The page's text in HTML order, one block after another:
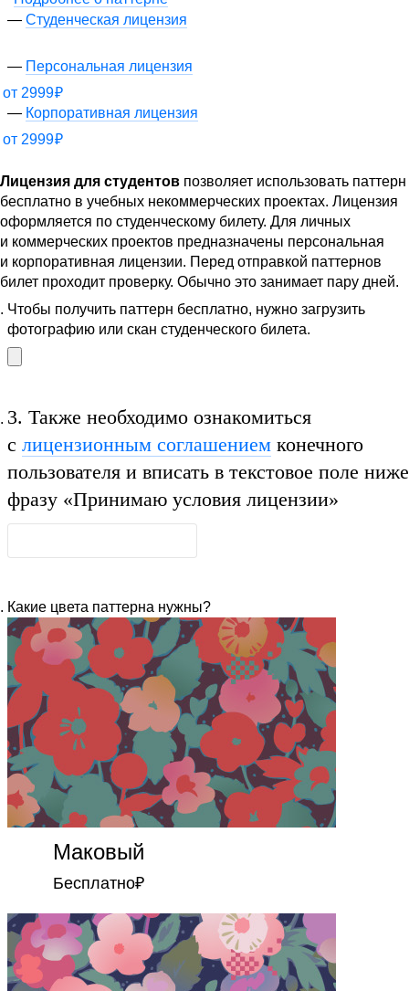
Студенческая лицензия
Персональная лицензия
от 2999₽
Корпоративная лицензия
от 2999₽
Лицензия для студентов позволяет использовать паттерн
бесплатно в учебных некоммерческих проектах. Лицензия
оформляется по студенческому билету. Для личных
и коммерческих проектов предназначены персональная
и корпоративная лицензии. Перед отправкой паттернов
билет проходит проверку. Обычно это занимает пару дней.
Чтобы получить паттерн бесплатно, нужно загрузить
фотографию или скан студенческого билета.
3. Также необходимо ознакомиться
с лицензионным соглашением конечного
пользователя и вписать в текстовое поле ниже
фразу «Принимаю условия лицензии»
Какие цвета паттерна нужны?
Маковый
Бесплатно₽